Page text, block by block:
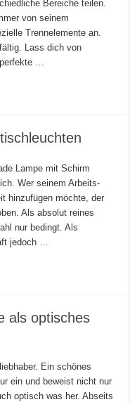
Bereiche teilen.
von seinem
Trennelemente an.
Lass dich von
perfekte …
Lampe mit Schirm
Wer seinem Arbeits-
hinzufügen möchte, der
Als absolut reines
nur bedingt. Als
jedoch …
als optisches
Ein schönes
ein und beweist nicht nur
optisch was her. Abseits